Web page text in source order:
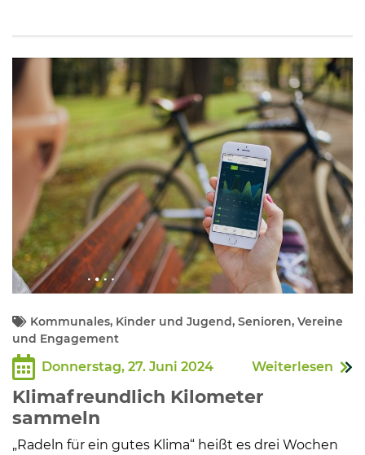
Kommunales, Kinder und Jugend, Senioren, Vereine
und Engagement
Donnerstag, 27. Juni 2024 Weiterlesen
Klimafreundlich Kilometer
sammeln
„Radeln für ein gutes Klima“ heißt es drei Wochen